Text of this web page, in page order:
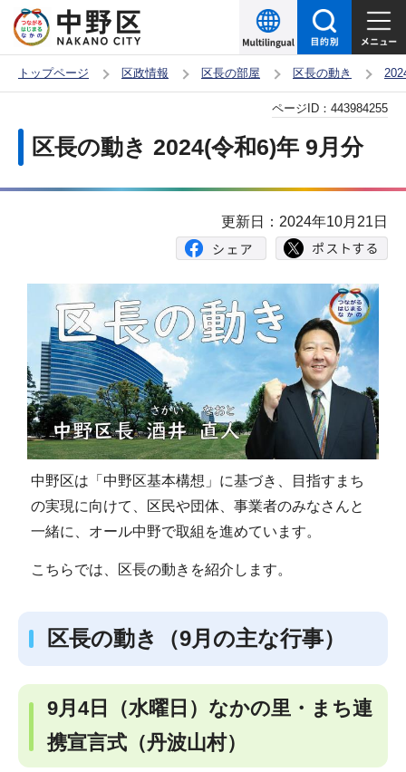
の
ー
頭
トップページ 区政情報 区長の部屋 区長の動き
区長の動き 2024(令和6)年 9月分
ページID： 443984255
更新日：2024年10月21日
中野区は「中野区基本構想」に基づき、目指すまち
の実現に向けて、区民や団体、事業者のみなさんと
一緒に、オール中野で取組を進めています。
こちらでは、区長の動きを紹介します。
区長の動き（9月の主な行事）
9月4日（水曜日）なかの里・まち連
携宣言式（丹波山村）